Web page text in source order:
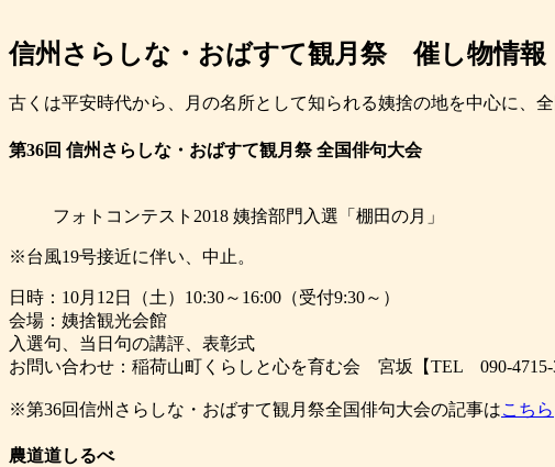
信州さらしな・おばすて観月祭 催し物情報
古くは平安時代から、月の名所として知られる姨捨の地を中心に、
第36回 信州さらしな・おばすて観月祭 全国俳句大会
フォトコンテスト2018 姨捨部門入選「棚田の月」
※台風19号接近に伴い、中止。
日時：10月12日（土）10:30～16:00（受付9:30～）
会場：姨捨観光会館
入選句、当日句の講評、表彰式
お問い合わせ：稲荷山町くらしと心を育む会 宮坂【TEL 090-4715-
※第36回信州さらしな・おばすて観月祭全国俳句大会の記事はこちら
農道道しるべ